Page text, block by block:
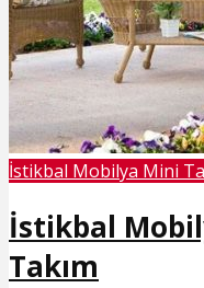
İstikbal Mobilya Mini
İstikbal
Takım